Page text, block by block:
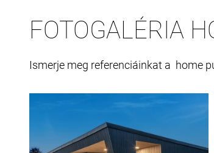
FOTOGALÉRIA
Ismerje meg referenciáinkat a home